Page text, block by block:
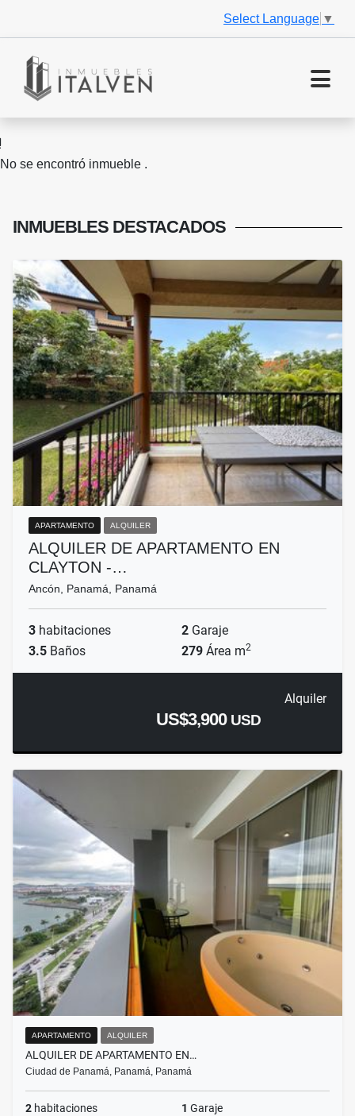
Select Language ▼
No se encontró inmueble .
INMUEBLES DESTACADOS
APARTAMENTO ALQUILER
ALQUILER DE APARTAMENTO EN
CLAYTON -…
Ancón, Panamá, Panamá
3 habitaciones 2 Garaje
3.5 Baños 279 Área m2
Alquiler
US$3,900 USD
APARTAMENTO ALQUILER
ALQUILER DE APARTAMENTO EN…
Ciudad de Panamá, Panamá, Panamá
2 habitaciones 1 Garaje